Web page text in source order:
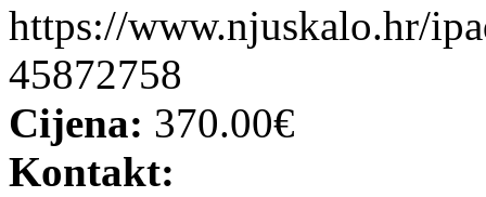
https://www.njuskalo.hr/
45872758
Cijena: 370.00€
Kontakt: